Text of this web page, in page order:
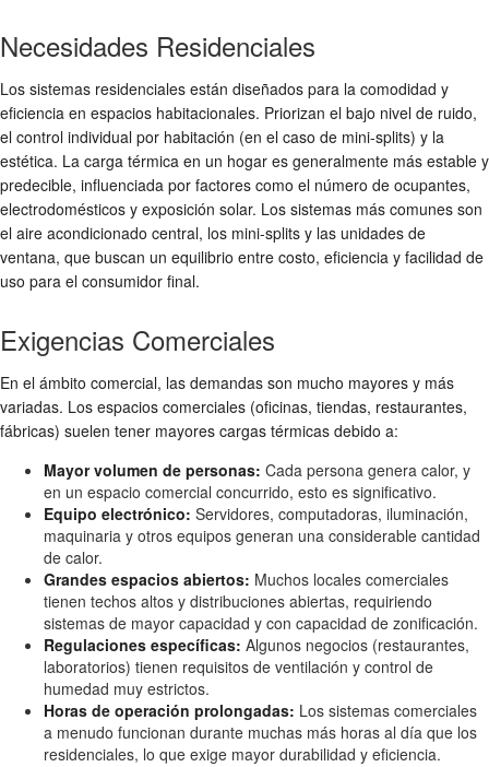
Necesidades Residenciales
Los sistemas residenciales están diseñados para la comodidad y
eficiencia en espacios habitacionales. Priorizan el bajo nivel de ruido,
el control individual por habitación (en el caso de mini-splits) y la
estética. La carga térmica en un hogar es generalmente más estable y
predecible, influenciada por factores como el número de ocupantes,
electrodomésticos y exposición solar. Los sistemas más comunes son
el aire acondicionado central, los mini-splits y las unidades de
ventana, que buscan un equilibrio entre costo, eficiencia y facilidad de
uso para el consumidor final.
Exigencias Comerciales
En el ámbito comercial, las demandas son mucho mayores y más
variadas. Los espacios comerciales (oficinas, tiendas, restaurantes,
fábricas) suelen tener mayores cargas térmicas debido a:
Mayor volumen de personas: Cada persona genera calor, y
en un espacio comercial concurrido, esto es significativo.
Equipo electrónico: Servidores, computadoras, iluminación,
maquinaria y otros equipos generan una considerable cantidad
de calor.
Grandes espacios abiertos: Muchos locales comerciales
tienen techos altos y distribuciones abiertas, requiriendo
sistemas de mayor capacidad y con capacidad de zonificación.
Regulaciones específicas: Algunos negocios (restaurantes,
laboratorios) tienen requisitos de ventilación y control de
humedad muy estrictos.
Horas de operación prolongadas: Los sistemas comerciales
a menudo funcionan durante muchas más horas al día que los
residenciales, lo que exige mayor durabilidad y eficiencia.